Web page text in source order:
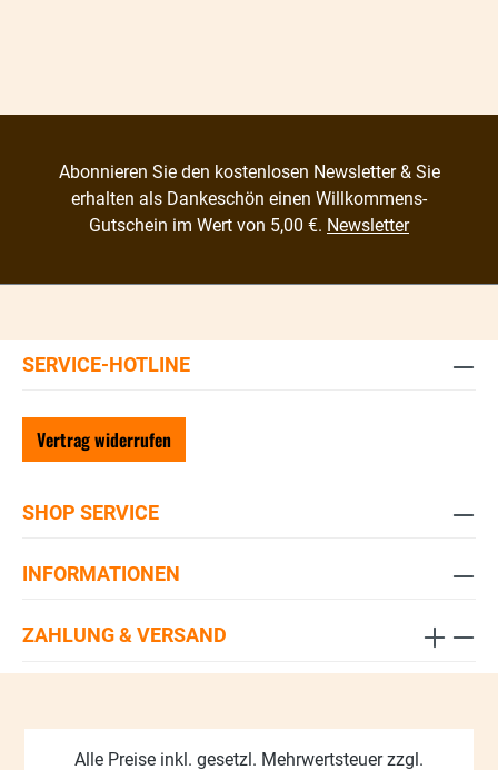
Abonnieren Sie den kostenlosen Newsletter & Sie
erhalten als Dankeschön einen Willkommens-
Gutschein im Wert von 5,00 €. Newsletter
SERVICE-HOTLINE
Vertrag widerrufen
SHOP SERVICE
INFORMATIONEN
ZAHLUNG & VERSAND
Alle Preise inkl. gesetzl. Mehrwertsteuer zzgl.